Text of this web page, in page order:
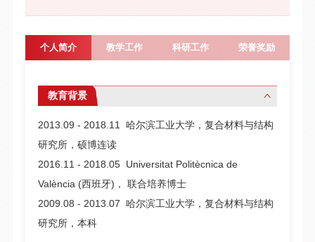
个人简介 教学工作 科研工作 荣誉奖励
教育背景
2013.09 - 2018.11 哈尔滨工业大学，复合材料与结构
研究所，硕博连读
2016.11 - 2018.05 Universitat Politècnica de
València (西班牙)， 联合培养博士
2009.08 - 2013.07 哈尔滨工业大学，复合材料与结构
研究所，本科